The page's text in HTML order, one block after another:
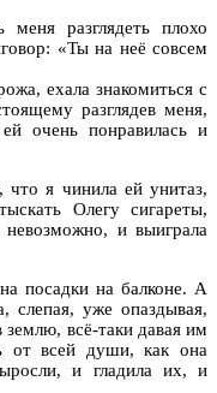
разглядеть плохо
«Ты на неё совсем
ехала знакомиться с
разглядев меня,
очень понравилась и
что я чинила ей унитаз,
Олегу сигареты,
и выиграла
посадки на балконе. А
слепая, уже опаздывая,
всё-таки давая им
от всей души, как она
и гладила их, и